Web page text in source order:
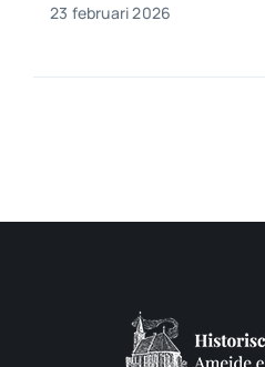
23 februari 2026